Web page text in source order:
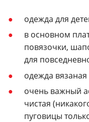
одежда для
в основном
повязочки,
для
одежда
очень важный
чистая
пуговицы